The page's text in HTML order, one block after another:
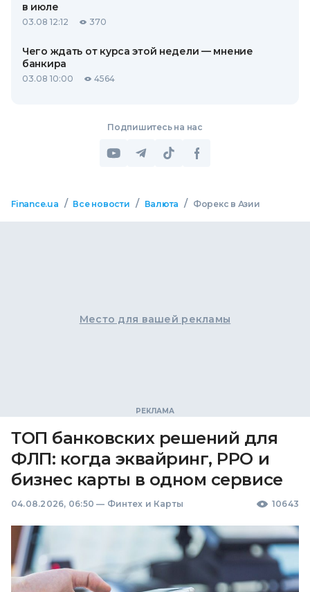
в июле
03.08 12:12 370
Чего ждать от курса этой недели — мнение
банкира
03.08 10:00 4564
Подпишитесь на нас
Finance.ua / Все новости / Валюта / Форекс в Азии
Место для вашей рекламы
ТОП банковских решений для
ФЛП: когда эквайринг, РРО и
бизнес карты в одном сервисе
04.08.2026, 06:50 — Финтех и Карты 10643